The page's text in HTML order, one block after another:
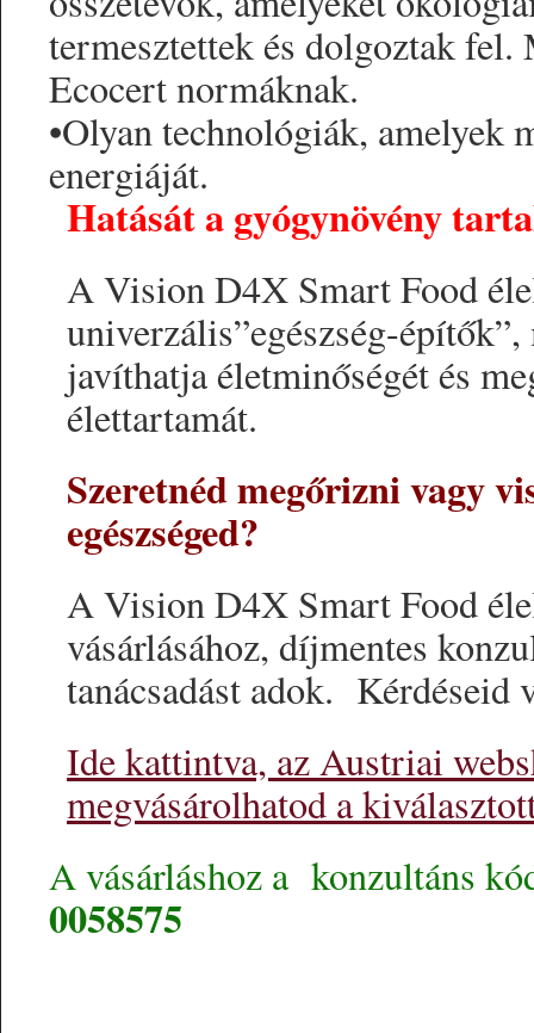
termesztettek és dolgoztak
Ecocert normáknak.
•Olyan technológiák, amelyek
energiáját.
Hatását a gyógynövény
A Vision D4X Smart Food
univerzális”egészség-
javíthatja életminőségét és
élettartamát.
Szeretnéd megőrizni vagy
egészséged?
A Vision D4X Smart Food
vásárlásához, díjmentes
tanácsadást adok. Kérdéseid
Ide kattintva, az Austriai
megvásárolhatod a
A vásárláshoz a konzultáns
0058575